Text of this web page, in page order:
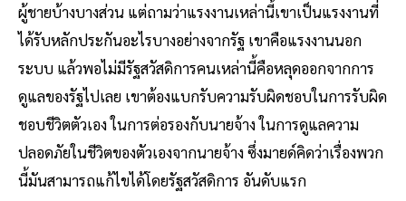
ผู้ชายบ้างบางส่วน แต่ถามว่าแรงงานเหล่านี้เขาเป็นแรงงานที่
ได้รับหลักประกันอะไรบางอย่างจากรัฐ เขาคือแรงงานนอก
ระบบ แล้วพอไม่มีรัฐสวัสดิการคนเหล่านี้คือหลุดออกจากการ
ดูแลของรัฐไปเลย เขาต้องแบกรับความรับผิดชอบในการรับผิด
ชอบชีวิตตัวเอง ในการต่อรองกับนายจ้าง ในการดูแลความ
ปลอดภัยในชีวิตของตัวเองจากนายจ้าง ซึ่งมายด์คิดว่าเรื่องพวก
นี้มันสามารถแก้ไขได้โดยรัฐสวัสดิการ อันดับแรก